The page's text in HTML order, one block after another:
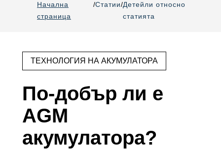
Начална
страница
Статии Детейли относно
статията
ТЕХНОЛОГИЯ НА АКУМУЛАТОРА
По-добър ли е
AGM
акумулатора?